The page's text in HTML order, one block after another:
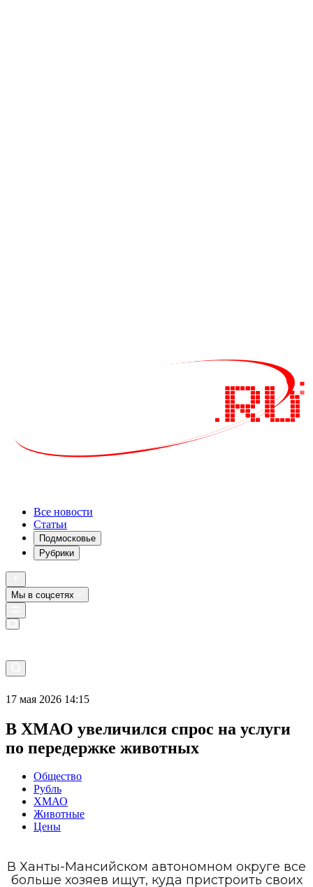
Все новости
Статьи
Подмосковье
Рубрики
Мы в соцсетях
17 мая 2026 14:15
В ХМАО увеличился спрос на услуги
по передержке животных
Общество
Рубль
ХМАО
Животные
Цены
В Ханты-Мансийском автономном округе все
больше хозяев ищут, куда пристроить своих